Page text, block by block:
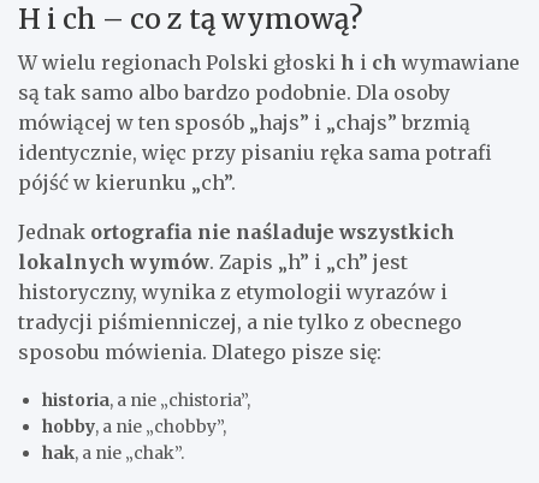
H i ch – co z tą wymową?
W wielu regionach Polski głoski h i ch wymawiane
są tak samo albo bardzo podobnie. Dla osoby
mówiącej w ten sposób „hajs” i „chajs” brzmią
identycznie, więc przy pisaniu ręka sama potrafi
pójść w kierunku „ch”.
Jednak ortografia nie naśladuje wszystkich
lokalnych wymów. Zapis „h” i „ch” jest
historyczny, wynika z etymologii wyrazów i
tradycji piśmienniczej, a nie tylko z obecnego
sposobu mówienia. Dlatego pisze się:
historia, a nie „chistoria”,
hobby, a nie „chobby”,
hak, a nie „chak”.